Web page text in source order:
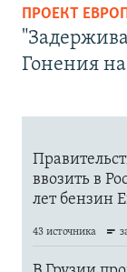
ПРОЕКТ
Гонения